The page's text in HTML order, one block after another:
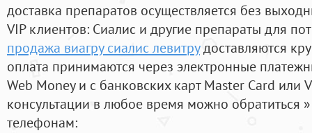
доставка препаратов осуществляется без
VIP клиентов: Сиалис и другие препараты для
продажа виагру сиалис левитрудоставляются
оплата принимаются через электронные
Web Money и с банковских карт Master Card или
консультации в любое время можно обратиться
телефонам: